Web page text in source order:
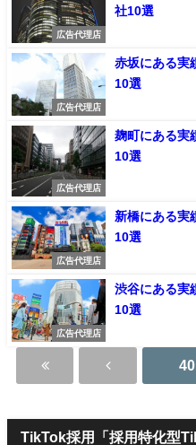
広告代理店
社10選
広告代理店
赤坂にある実
10選
広告代理店
麹町にある実
10選
広告代理店
新橋にある実
10選
広告代理店
渋谷にある実
10選
TikTok採用「採用特化型